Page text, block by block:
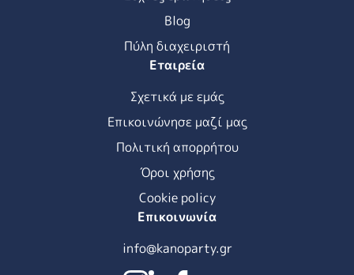
Blog
Πύλη διαχειριστή
Εταιρεία
Σχετικά με εμάς
Επικοινώνησε μαζί μας
Πολιτική απορρήτου
Όροι χρήσης
Cookie policy
Επικοινωνία
info@kanoparty.gr